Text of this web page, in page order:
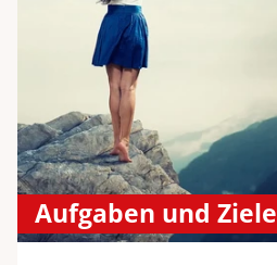
Aufgaben und Ziele